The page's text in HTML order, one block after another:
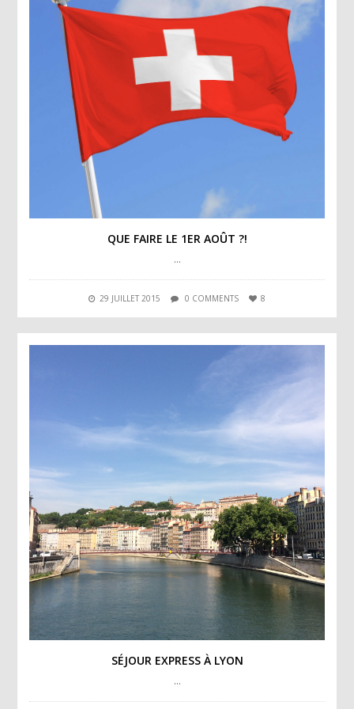
QUE FAIRE LE 1ER AOÛT ?!
…
29 JUILLET 2015 0 COMMENTS 8
SÉJOUR EXPRESS À LYON
…